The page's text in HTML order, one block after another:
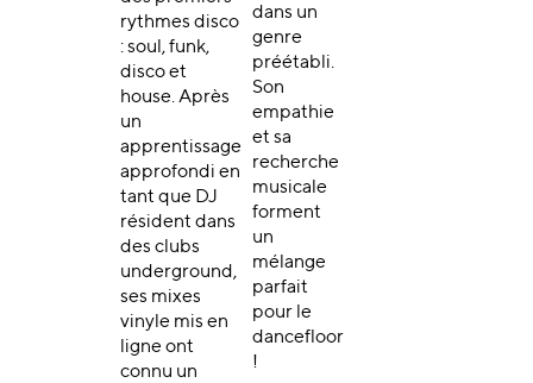
rythmes disco
: soul, funk,
disco et
house. Après
un
apprentissage
approfondi en
tant que DJ
résident dans
des clubs
underground,
ses mixes
vinyle mis en
ligne ont
connu un
dans un
genre
préétabli.
Son
empathie
et sa
recherche
musicale
forment
un
mélange
parfait
pour le
dancefloor
!